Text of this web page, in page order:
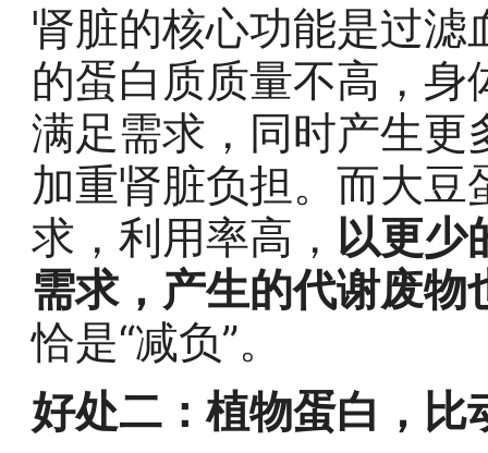
肾脏的核心功能是过
的蛋白质质量不高，
满足需求，同时产生
加重肾脏负担。而大
求，利用率高， 以更少
需求，产生的代谢废物
恰是“减负”。
好处二：植物蛋白，比